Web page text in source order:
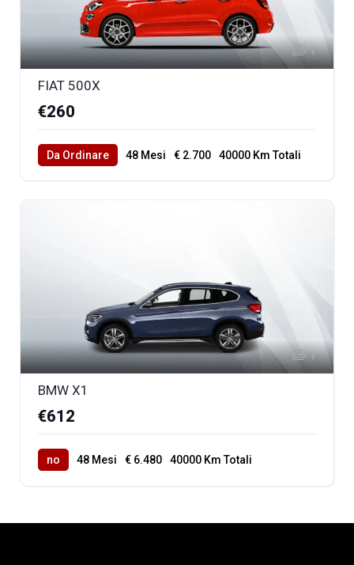
1
FIAT 500X
€260
Da Ordinare 48 Mesi € 2.700 40000 Km Totali
1
BMW X1
€612
no 48 Mesi € 6.480 40000 Km Totali